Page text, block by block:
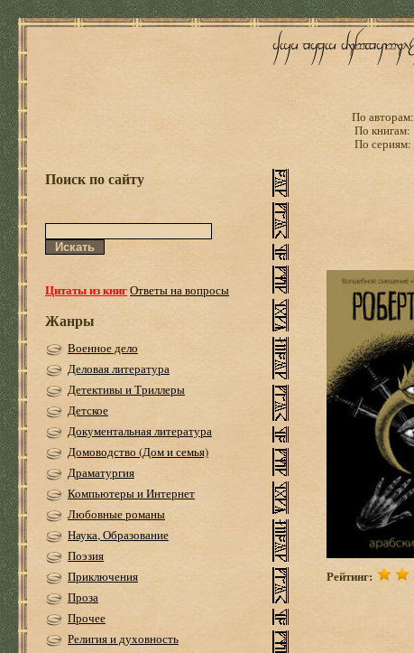
По авторам:
По книгам:
По сериям:
Поиск по сайту
Цитаты из книгОтветы на вопросы
Жанры
Военное дело
Деловая литература
Детективы и Триллеры
Детское
Документальная литература
Домоводство (Дом и семья)
Драматургия
Компьютеры и Интернет
Любовные романы
Наука, Образование
Поэзия
Приключения
Проза
Прочее
Религия и духовность
Рейтинг: